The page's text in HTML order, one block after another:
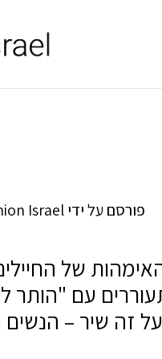
פורסם על ידיIsrael
של
עם
זה שיר –